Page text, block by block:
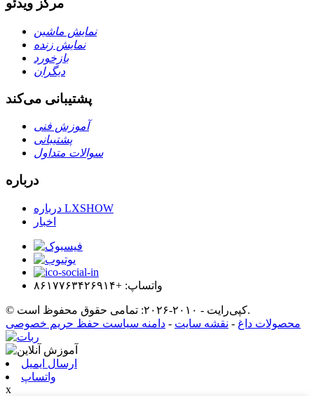
مرکز ویدئو
نمایش ماشین
نمایش زنده
بازخورد
دیگران
پشتیبانی می‌کند
آموزش فنی
پشتیبانی
سوالات متداول
درباره
درباره LXSHOW
اخبار
واتساپ: +۸۶۱۷۷۶۳۴۲۶۹۱۴
© کپی‌رایت - ۲۰۱۰-۲۰۲۶: تمامی حقوق محفوظ است.
محصولات داغ - نقشه سایت - دامنه سیاست حفظ حریم خصوصی
ارسال ایمیل
واتساپ
x